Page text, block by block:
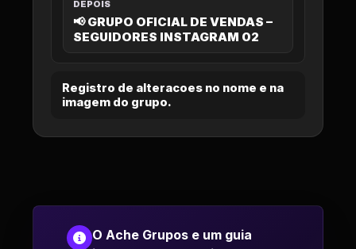
DEPOIS
📢 GRUPO OFICIAL DE VENDAS –
SEGUIDORES INSTAGRAM 02
Registro de alteracoes no nome e na
imagem do grupo.
O Ache Grupos e um guia